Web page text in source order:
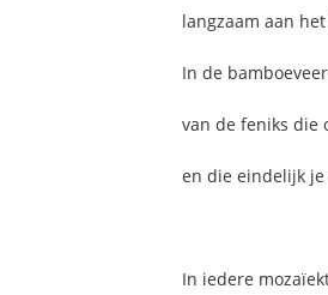
langzaam aan
In de
van de feniks die
en die eindelijk
In iedere